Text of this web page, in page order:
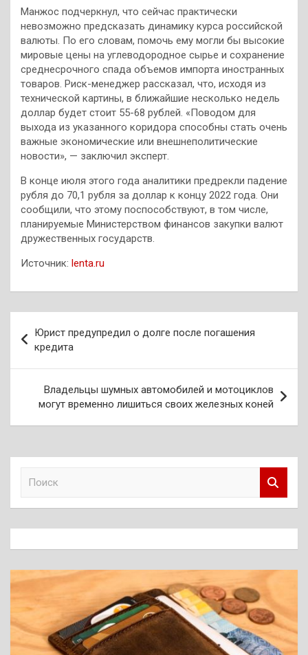
Манжос подчеркнул, что сейчас практически
невозможно предсказать динамику курса российской
валюты. По его словам, помочь ему могли бы высокие
мировые цены на углеводородное сырье и сохранение
среднесрочного спада объемов импорта иностранных
товаров. Риск-менеджер рассказал, что, исходя из
технической картины, в ближайшие несколько недель
доллар будет стоит 55-68 рублей. «Поводом для
выхода из указанного коридора способны стать очень
важные экономические или внешнеполитические
новости», — заключил эксперт.
В конце июля этого года аналитики предрекли падение
рубля до 70,1 рубля за доллар к концу 2022 года. Они
сообщили, что этому поспособствуют, в том числе,
планируемые Министерством финансов закупки валют
дружественных государств.
Источник: lenta.ru
по
записям
Юрист предупредил о долге после погашения
кредита
Владельцы шумных автомобилей и мотоциклов
могут временно лишиться своих железных коней
к